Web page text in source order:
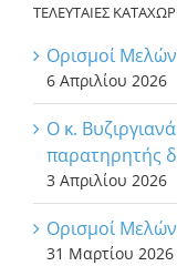
ΤΕΛΕΥΤΑΙΕΣ
Ορισμοί Μελών
6 Απριλίου 2026
Ο κ.
παρατηρητής
3 Απριλίου 2026
Ορισμοί Μελών
31 Μαρτίου 2026